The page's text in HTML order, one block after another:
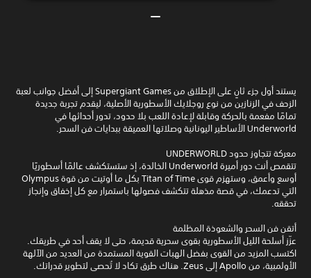
يستند أول جزء ثانٍ على الإطلاق من Supergiant Games إلى أفضل جوانب لعبة
الزحف في الزنازين من نوع روجلايك الأسطورية الأصلية، ليقدم تجربة جديدة
تمامًا مفعمة بالحركة وقابلة لإعادة اللعب بلا حدود، تدور أحداثها في
Underworld الأساطير اليونانية وصلاتها العميقة ببدايات فن السحر.
معركة تتجاوز حدود UNDERWORLD
تتقمص أنت دور أميرة Underworld الخالدة، إذ ستستكشف عالمًا أسطوريًا
أوسع وأعمق، وستهزم قوى Titan of Time بكل ما أوتيت من قوة Olympus
التي تدعمك، في قصة مذهلة تتكشف فصولها باستمرار مع كل إخفاق وإنجاز
تحققه.
أتقن فن السحر والشعوذة المظلمة
عزّز أسلحة الليل الأسطورية بقوى سحرية قديمة، حتى لا يقف أحد في طريقك.
اكتسب المزيد من القوى بفضل الهبات القوية المستمدة من العديد من الآلهة
الأولمبية، من Apollo إلى Zeus. هناك طرق تكاد لا تُحصى لتطوير قدراتك.